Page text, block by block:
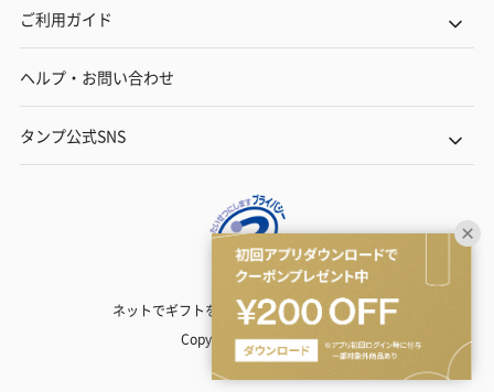
ご利用ガイド
ヘルプ・お問い合わせ
タンプ公式SNS
ネットでギフトを贈るなら | TANP（タンプ）
Copyright© TANP Inc.